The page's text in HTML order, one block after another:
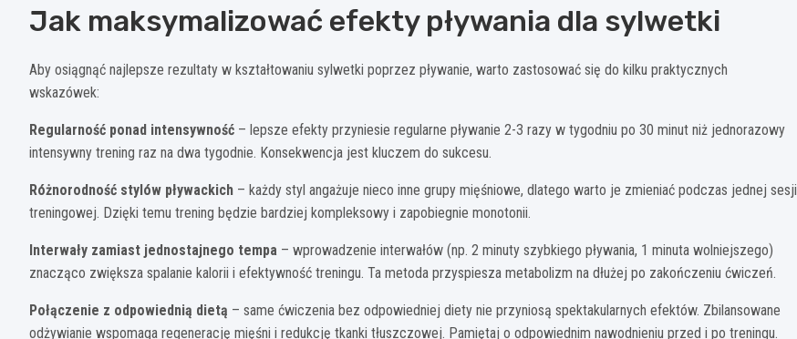
Jak maksymalizować efekty pływania dla sylwetki
Aby osiągnąć najlepsze rezultaty w kształtowaniu sylwetki poprzez pływanie, warto zastosować się do kilku praktycznych
wskazówek:
Regularność ponad intensywność – lepsze efekty przyniesie regularne pływanie 2-3 razy w tygodniu po 30 minut niż jednorazowy
intensywny trening raz na dwa tygodnie. Konsekwencja jest kluczem do sukcesu.
Różnorodność stylów pływackich – każdy styl angażuje nieco inne grupy mięśniowe, dlatego warto je zmieniać podczas jednej sesji
treningowej. Dzięki temu trening będzie bardziej kompleksowy i zapobiegnie monotonii.
Interwały zamiast jednostajnego tempa – wprowadzenie interwałów (np. 2 minuty szybkiego pływania, 1 minuta wolniejszego)
znacząco zwiększa spalanie kalorii i efektywność treningu. Ta metoda przyspiesza metabolizm na dłużej po zakończeniu ćwiczeń.
Połączenie z odpowiednią dietą – same ćwiczenia bez odpowiedniej diety nie przyniosą spektakularnych efektów. Zbilansowane
odżywianie wspomaga regenerację mięśni i redukcję tkanki tłuszczowej. Pamiętaj o odpowiednim nawodnieniu przed i po treningu.